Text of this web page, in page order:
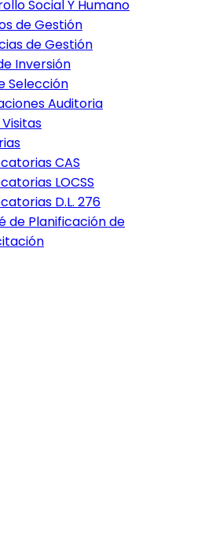
Social Y Humano
de Gestión
de Gestión
Inversión
Selección
Auditoria
CAS
LOCSS
D.L. 276
de Planificación de